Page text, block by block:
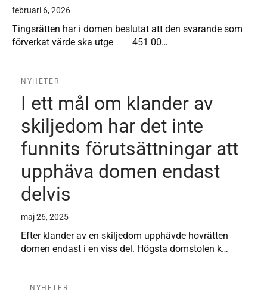
februari 6, 2026
Tingsrätten har i domen beslutat att den svarande som
förverkat värde ska utge 451 00…
NYHETER
I ett mål om klander av
skiljedom har det inte
funnits förutsättningar att
upphäva domen endast
delvis
maj 26, 2025
Efter klander av en skiljedom upphävde hovrätten
domen endast i en viss del. Högsta domstolen k…
NYHETER